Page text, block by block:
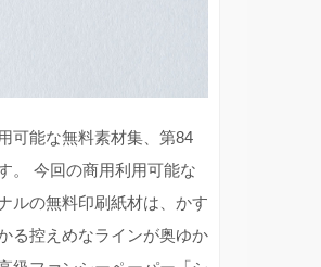
可能な無料素材集、第84
。 今回の商用利用可能な
ルの無料印刷紙材は、かす
る控えめなラインが奥ゆか